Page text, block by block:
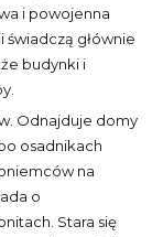
i powojenna
głównie
budynki i
Odnajduje domy
osadnikach
na
o
Stara się